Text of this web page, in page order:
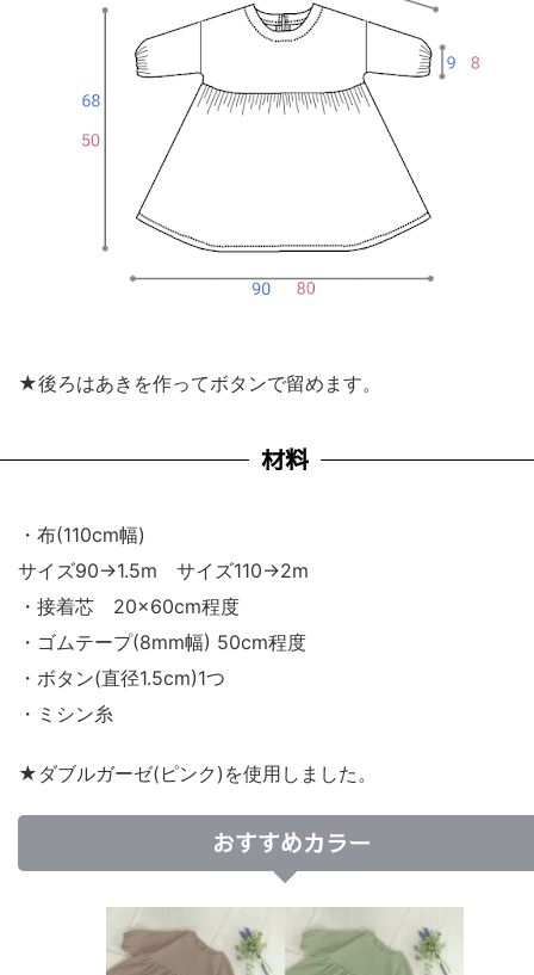
★後ろはあきを作ってボタンで留めます。
材料
・布(110cm幅)
サイズ90→1.5m サイズ110→2m
・接着芯 20×60cm程度
・ゴムテープ(8mm幅) 50cm程度
・ボタン(直径1.5cm)1つ
・ミシン糸
★ダブルガーゼ(ピンク)を使用しました。
おすすめカラー